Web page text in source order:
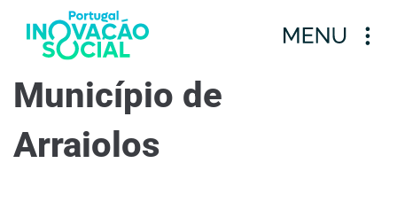
Município de
Arraiolos